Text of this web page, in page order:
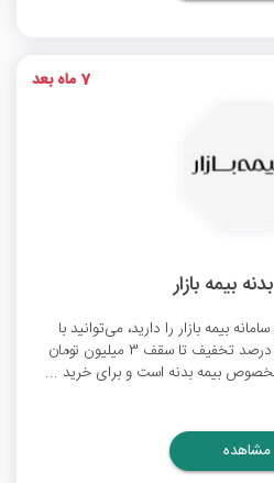
بیمه بازار را دارید، می‌توانید با
وارد کردن این کد تخفیف تا 35 درصد تخفیف تا سقف 3 میلیون تومان
بیمه بدنه است و برای خرید ...
7 ماه بعد
مشاهده